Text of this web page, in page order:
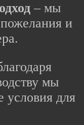
– мы
и
мы
условия для